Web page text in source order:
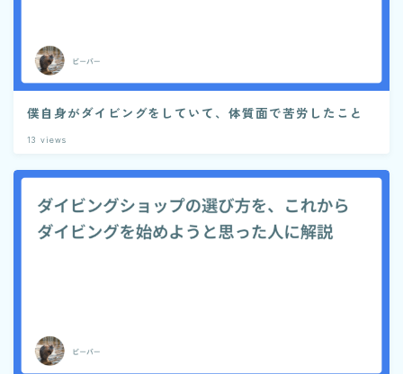
僕自身がダイビングをしていて、体質面で苦労したこと
13 views